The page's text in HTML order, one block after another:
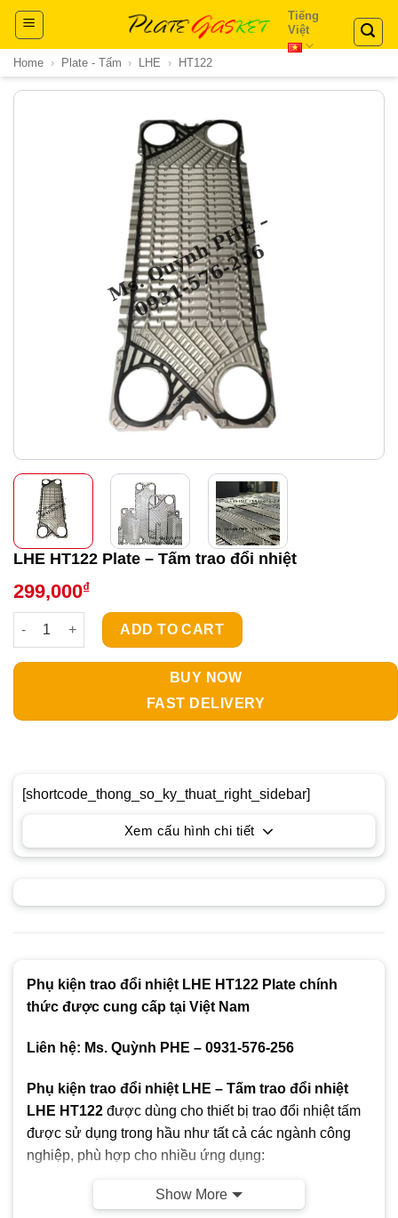
Skip
content
Tiếng
Việt
Home › Plate - Tấm › LHE › HT122
LHE HT122 Plate – Tấm trao đổi nhiệt
299,000₫
LHE HT122 Plate - Tấm trao đổi nhiệt quantity
ADD TO CART
BUY NOW
FAST DELIVERY
Phụ kiện trao đổi nhiệt LHE HT122 Plate chính
thức được cung cấp tại Việt Nam
Liên hệ: Ms. Quỳnh PHE – 0931-576-256
Phụ kiện trao đổi nhiệt LHE – Tấm trao đổi nhiệt
LHE HT122 được dùng cho thiết bị trao đổi nhiệt tấm
được sử dụng trong hầu như tất cả các ngành công
nghiệp, phù hợp cho nhiều ứng dụng:
Công nghệ sinh học và dược phẩm
Show More
[shortcode_thong_so_ky_thuat_right_sidebar]
Xem cấu hình chi tiết